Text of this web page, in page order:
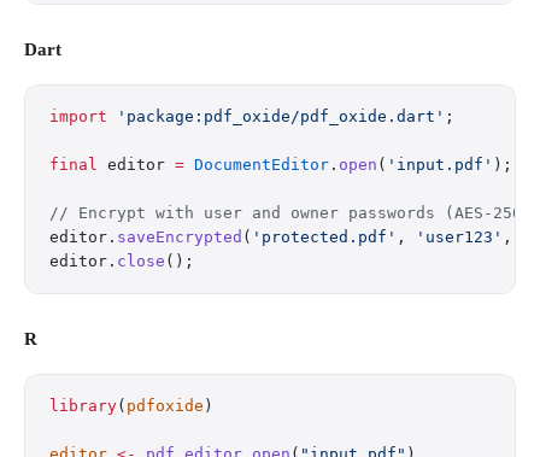
Dart
import 'package:pdf_oxide/pdf_oxide.dart' ;
final editor = DocumentEditor . open ( 'input.pdf' );
// Encrypt with user and owner passwords (AES-256)
editor. saveEncrypted ( 'protected.pdf' , 'user123' ,
editor. close ();
R
library( pdfoxide )